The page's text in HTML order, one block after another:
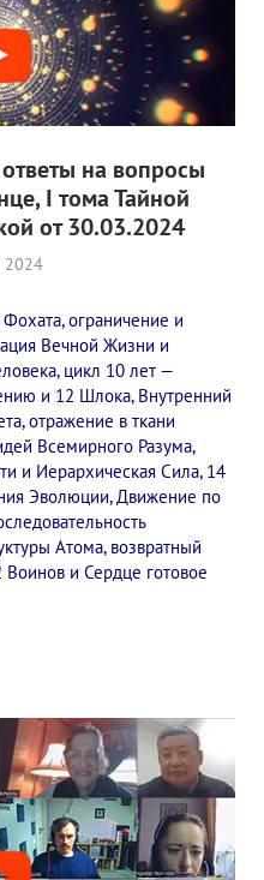
на вопросы
I тома Тайной
от 30.03.2024
2024
ограничение и
Вечной Жизни и
цикл 10 лет —
и 12 Шлока, Внутренний
отражение в ткани
Всемирного Разума,
и Иерархическая Сила, 14
Эволюции, Движение по
Атома, возвратный
и Сердце готовое